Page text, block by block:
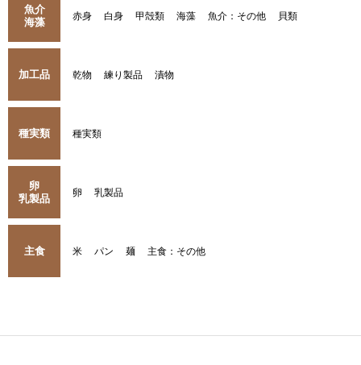
魚介
海藻
赤身 白身 甲殻類 海藻 魚介：その他 貝類
加工品 乾物 練り製品 漬物
種実類 種実類
卵
乳製品
卵 乳製品
主食 米 パン 麺 主食：その他